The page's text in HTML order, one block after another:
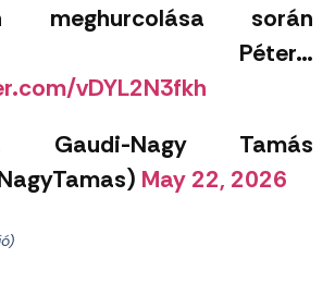
meghurcolása során
Péter…
vDYL2N3fkh
Nagy Tamás
May 22, 2026